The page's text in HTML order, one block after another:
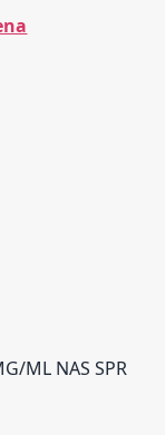
ML NAS SPR